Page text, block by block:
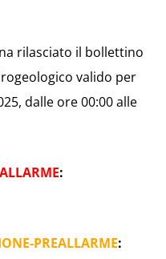
rilasciato il bollettino
valido per
dalle ore 00:00 alle
:
PREALLARME: